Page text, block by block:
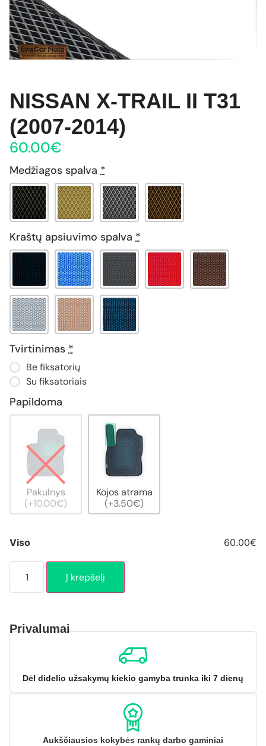
NISSAN X-TRAIL II T31
(2007-2014)
60.00€
Medžiagos spalva *
Kraštų apsiuvimo spalva *
Tvirtinimas *
Be fiksatorių
Su fiksatoriais
Papildoma
Pakulnys
(+10.00€)
Kojos atrama
(+3.50€)
Viso 60.00€
Į krepšelį
Privalumai
Dėl didelio užsakymų kiekio gamyba trunka iki 7 dienų
Aukščiausios kokybės rankų darbo gaminiai